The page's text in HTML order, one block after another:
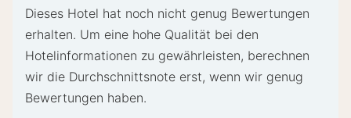
versucht, Sonderwünschen entgegenzukommen,
Eventuell fallen zusätzliche Gebühren an.
Diese Unterkunft akzeptiert Kreditkarten; Bargeld
wird nicht akzeptiert.
Dieses Hotel hat noch nicht genug Bewertungen
erhalten. Um eine hohe Qualität bei den
Hotelinformationen zu gewährleisten, berechnen
wir die Durchschnittsnote erst, wenn wir genug
Bewertungen haben.